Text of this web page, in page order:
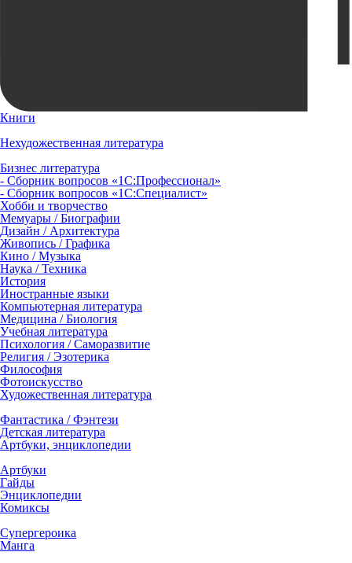
Книги
Нехудожественная литература
Бизнес литература
- Сборник вопросов «1С:Профессионал»
- Сборник вопросов «1С:Специалист»
Хобби и творчество
Мемуары / Биографии
Дизайн / Архитектура
Живопись / Графика
Кино / Музыка
Наука / Техника
История
Иностранные языки
Компьютерная литература
Медицина / Биология
Учебная литература
Психология / Саморазвитие
Религия / Эзотерика
Философия
Фотоискусство
Художественная литература
Фантастика / Фэнтези
Детская литература
Артбуки, энциклопедии
Артбуки
Гайды
Энциклопедии
Комиксы
Супергероика
Манга